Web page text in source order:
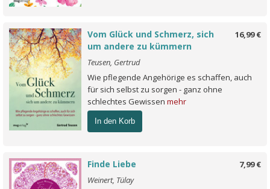
16,99 €
Vom Glück und Schmerz, sich
um andere zu kümmern
Teusen, Gertrud
Wie pflegende Angehörige es schaffen, auch
für sich selbst zu sorgen - ganz ohne
schlechtes Gewissen mehr
In den Korb
7,99 €
Finde Liebe
Weinert, Tülay